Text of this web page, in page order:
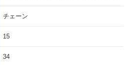
チェーン
15
34